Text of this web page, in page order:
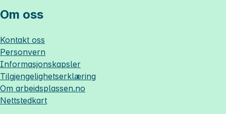
Om oss
Kontakt oss
Personvern
Informasjonskapsler
Tilgjengelighetserklæring
Om arbeidsplassen.no
Nettstedkart